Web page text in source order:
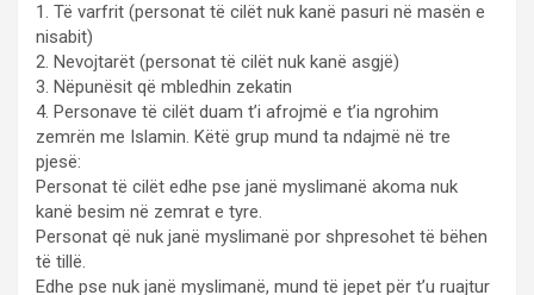
1. Të varfrit (personat të cilët nuk kanë pasuri në masën e
nisabit)
2. Nevojtarët (personat të cilët nuk kanë asgjë)
3. Nëpunësit që mbledhin zekatin
4. Personave të cilët duam t’i afrojmë e t’ia ngrohim
zemrën me Islamin. Këtë grup mund ta ndajmë në tre
pjesë:
Personat të cilët edhe pse janë myslimanë akoma nuk
kanë besim në zemrat e tyre.
Personat që nuk janë myslimanë por shpresohet të bëhen
të tillë.
Edhe pse nuk janë myslimanë, mund të jepet për t’u ruajtur